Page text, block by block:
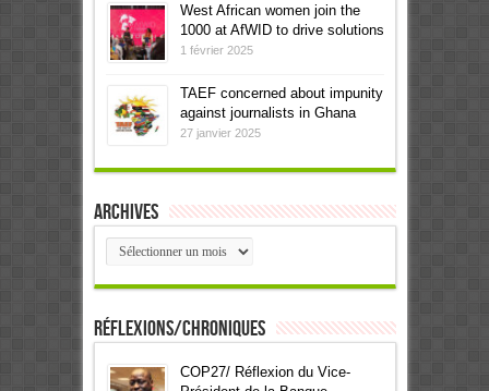
West African women join the
1000 at AfWID to drive solutions
1 février 2025
TAEF concerned about impunity
against journalists in Ghana
27 janvier 2025
Archives
Archives
Réflexions/Chroniques
COP27/ Réflexion du Vice-